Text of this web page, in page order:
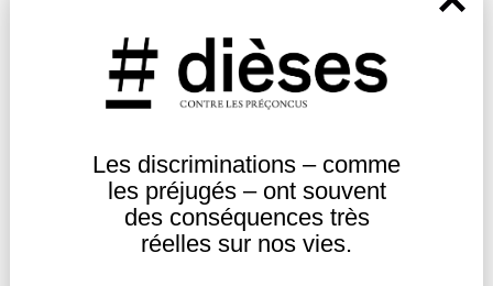
Les discriminations – comme
lespréjugés – ont souvent
desconséquences très
réelles sur nos vies.
intrafamiliales. En ce qui concerne les
témoignages, si l’on dit que la mémoire est
altérée par le temps on ne peut pas créditer
de transformation mémorielle devient donc
une stratégie pour contourner les reproches
larvés du « pourquoi ne pas avoir agi plus tôt
? ». Il n’est pas question d’attaquer ces récits :